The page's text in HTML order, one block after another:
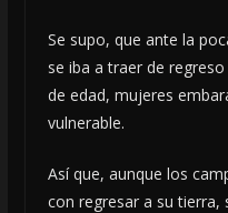
Se supo, que ante la
se iba a traer de
de edad, mujeres
vulnerable.
Así que, aunque los
con regresar a su